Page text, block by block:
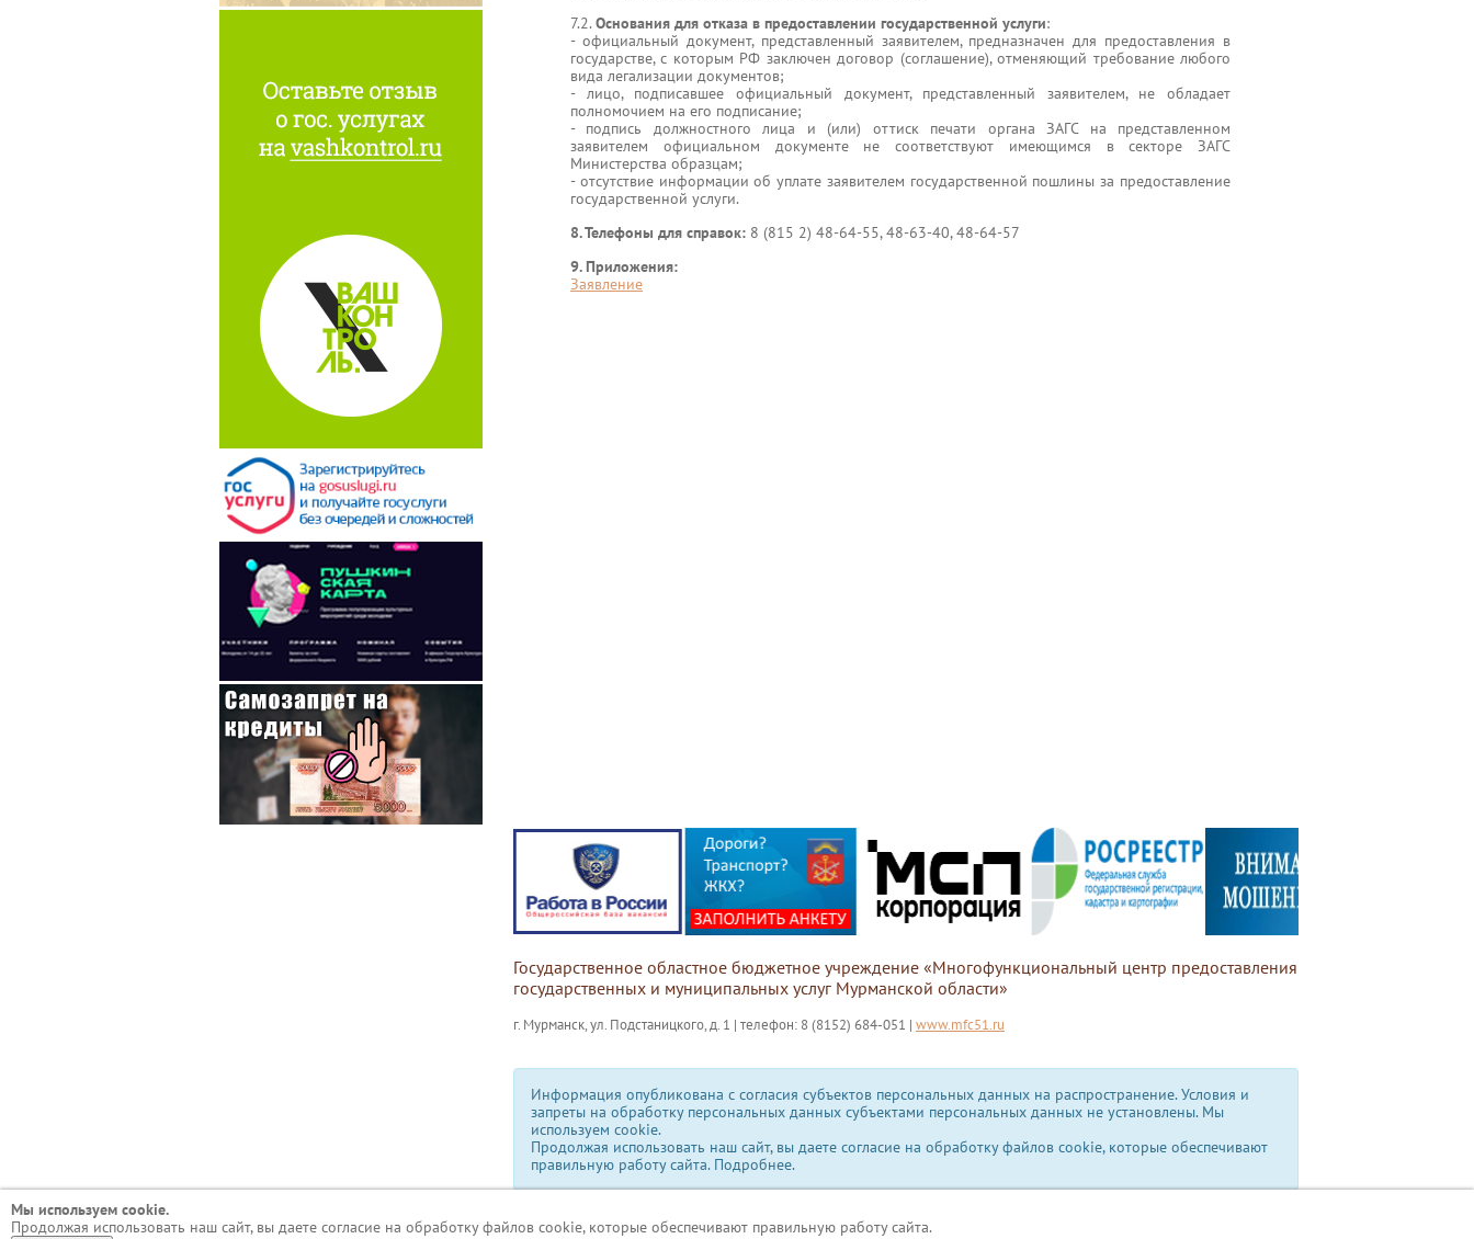
7.2. Основания для отказа в предоставлении государственной услуги:
- официальный документ, представленный заявителем, предназначен для предоставления в
государстве, с которым РФ заключен договор (соглашение), отменяющий требование любого
вида легализации документов;
- лицо, подписавшее официальный документ, представленный заявителем, не обладает
полномочием на его подписание;
- подпись должностного лица и (или) оттиск печати органа ЗАГС на представленном
заявителем официальном документе не соответствуют имеющимся в секторе ЗАГС
Министерства образцам;
- отсутствие информации об уплате заявителем государственной пошлины за предоставление
государственной услуги.
8. Телефоны для справок: 8 (815 2) 48-64-55, 48-63-40, 48-64-57
9. Приложения:
Заявление
Государственное областное бюджетное учреждение «Многофункциональный центр предоставления
государственных и муниципальных услуг Мурманской области»
г. Мурманск, ул. Подстаницкого, д. 1 | телефон: 8 (8152) 684-051 | www.mfc51.ru
Информация опубликована с согласия субъектов персональных данных на распространение. Условия и
запреты на обработку персональных данных субъектами персональных данных не установлены. Мы
используем сookie.
Продолжая использовать наш сайт, вы даете согласие на обработку файлов cookie, которые обеспечивают
правильную работу сайта. Подробнее.
Мы используем сookie.
Продолжая использовать наш сайт, вы даете согласие на обработку файлов cookie, которые обеспечивают правильную работу сайта.